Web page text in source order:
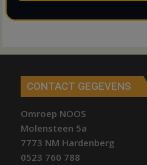
CONTACT GEGEVENS
Omroep NOOS
Molensteen 5a
7773 NM Hardenberg
0523 760 788